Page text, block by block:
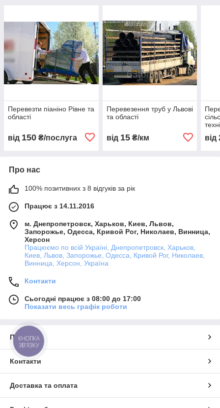
Перевезти піаніно Рівне та
області
від 150 ₴/послуга
Перевезення труб у Львові
та області
від 15₴/км від
Про нас
100% позитивних з 8 відгуків за рік
Працює з 14.11.2016
м. Днепропетровск, Харьков, Киев, Львов,
Запорожье, Одесса, Кривой Рог, Николаев, Винница,
Херсон
Працюємо по всій Україні, Днепропетровск, Харьков,
Киев, Львов, Запорожье, Одесса, Кривой Рог, Николаев,
Винница, Херсон, Україна
Контакти
Сьогодні працює з 08:00 до 17:00
Показати весь графік роботи
Про нас
Контакти
Доставка та оплата
КНОПКА
ЗВ'ЯЗКУ